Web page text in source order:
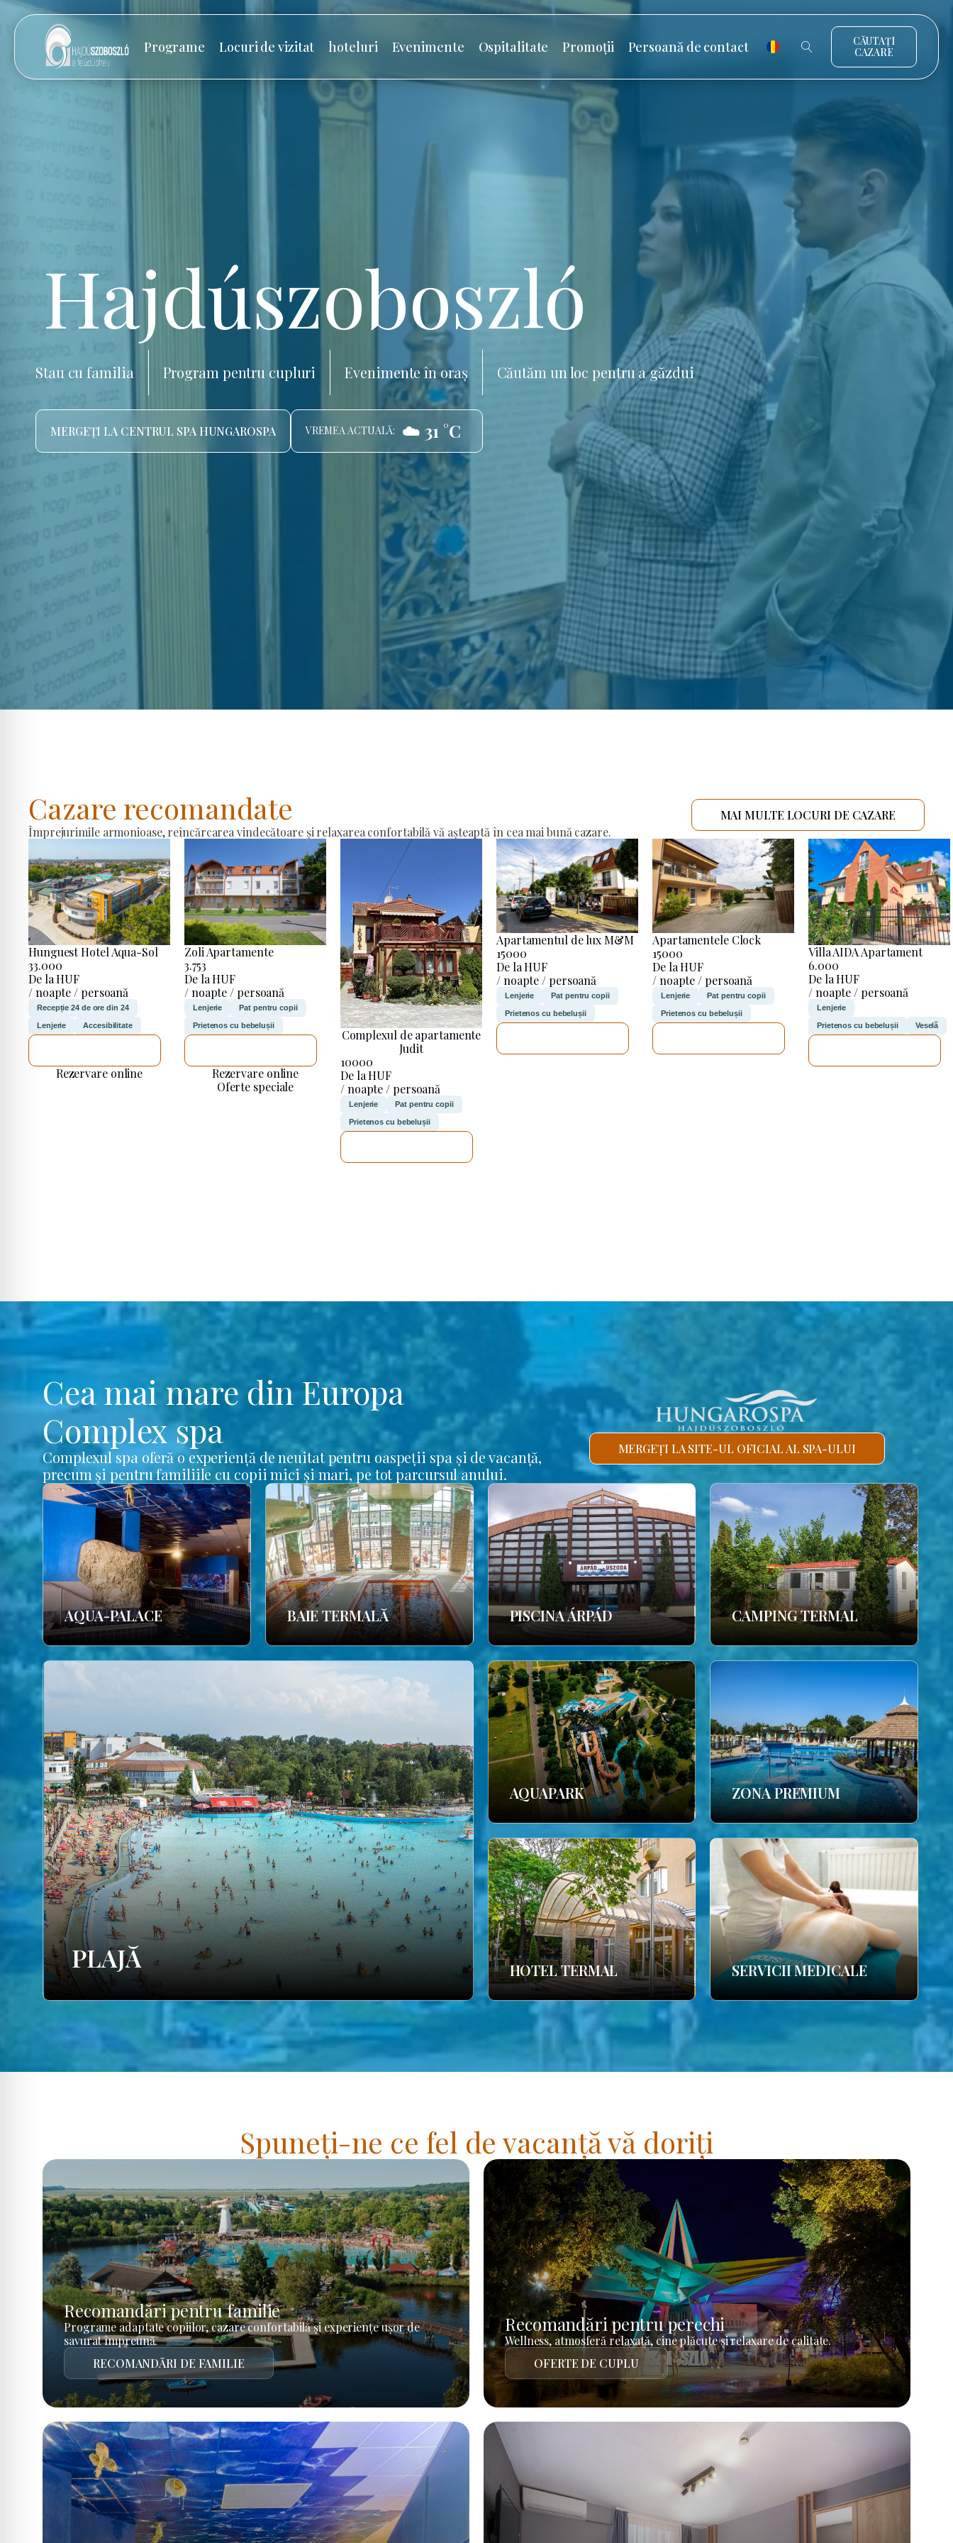
Programe Locuri de vizitat hoteluri Evenimente Ospitalitate Promoții Persoană de contact
CĂUTAȚI
CAZARE
Hajdúszoboszló
Stau cu familia Program pentru cupluri Evenimente în oraș Căutăm un loc pentru a găzdui
MERGEȚI LA CENTRUL SPA HUNGAROSPA VREMEA ACTUALĂ: ☁️ 31 °C
Cazare recomandate
Împrejurimile armonioase, reîncărcarea vindecătoare și relaxarea confortabilă vă așteaptă în cea mai bună cazare.
MAI MULTE LOCURI DE CAZARE
Hunguest Hotel Aqua-Sol
33.000
De la HUF
/ noapte / persoană
Recepție 24 de ore din 24
Lenjerie Accesibilitate
Rezervare online
Zoli Apartamente
3.753
De la HUF
/ noapte / persoană
Lenjerie Pat pentru copii
Prietenos cu bebelușii
Rezervare online
Oferte speciale
Complexul de apartamente
Judit
10000
De la HUF
/ noapte / persoană
Lenjerie Pat pentru copii
Prietenos cu bebelușii
Apartamentul de lux M&M
15000
De la HUF
/ noapte / persoană
Lenjerie Pat pentru copii
Prietenos cu bebelușii
Apartamentele Clock
15000
De la HUF
/ noapte / persoană
Lenjerie Pat pentru copii
Prietenos cu bebelușii
Villa AIDA Apartament
6.000
De la HUF
/ noapte / persoană
Lenjerie
Prietenos cu bebelușii Veselă
Cea mai mare din Europa
Complex spa
Complexul spa oferă o experiență de neuitat pentru oaspeții spa și de vacanță,
precum și pentru familiile cu copii mici și mari, pe tot parcursul anului.
MERGEȚI LA SITE-UL OFICIAL AL SPA-ULUI
AQUA-PALACE BAIE TERMALĂ PISCINA ÁRPÁD CAMPING TERMAL
PLAJĂ
AQUAPARK ZONA PREMIUM
HOTEL TERMAL SERVICII MEDICALE
Spuneți-ne ce fel de vacanță vă doriți
Recomandări pentru familie
Programe adaptate copiilor, cazare confortabilă și experiențe ușor de
savurat împreună.
RECOMANDĂRI DE FAMILIE
Recomandări pentru perechi
Wellness, atmosferă relaxată, cine plăcute și relaxare de calitate.
OFERTE DE CUPLU